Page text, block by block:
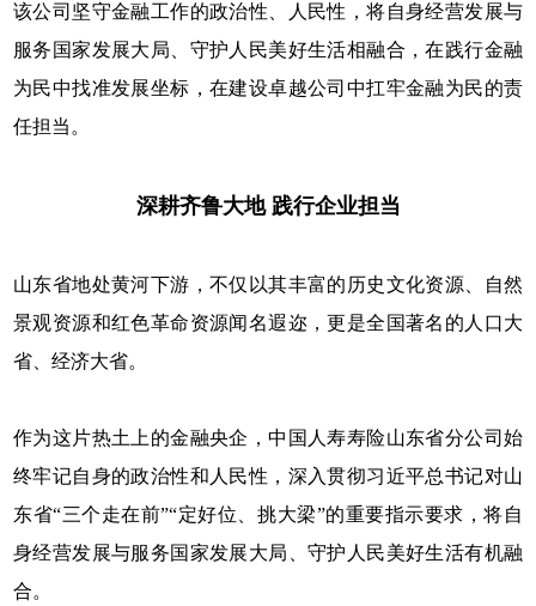
该公司坚守金融工作的政治性、人民性，将自身经营发展与
服务国家发展大局、守护人民美好生活相融合，在践行金融
为民中找准发展坐标，在建设卓越公司中扛牢金融为民的责
任担当。
深耕齐鲁大地 践行企业担当
山东省地处黄河下游，不仅以其丰富的历史文化资源、自然
景观资源和红色革命资源闻名遐迩，更是全国著名的人口大
省、经济大省。
作为这片热土上的金融央企，中国人寿寿险山东省分公司始
终牢记自身的政治性和人民性，深入贯彻习近平总书记对山
东省“三个走在前”“定好位、挑大梁”的重要指示要求，将自
身经营发展与服务国家发展大局、守护人民美好生活有机融
合。